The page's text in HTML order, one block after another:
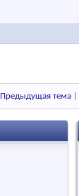
Предыдущая тема